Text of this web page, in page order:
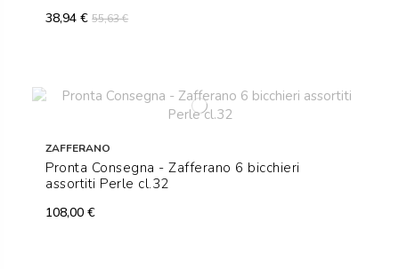
38,94 €55,63 €
ZAFFERANO
Pronta Consegna - Zafferano 6 bicchieri
assortiti Perle cl.32
108,00 €